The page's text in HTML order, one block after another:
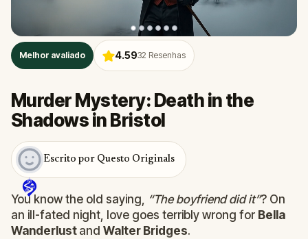
Melhor avaliado 4.5932 Resenhas
Murder Mystery: Death in the
Shadows in Bristol
Escrito por Questo Originals
You know the old saying, “The boyfriend did it”? On
an ill-fated night, love goes terribly wrong for Bella
Wanderlust and Walter Bridges.